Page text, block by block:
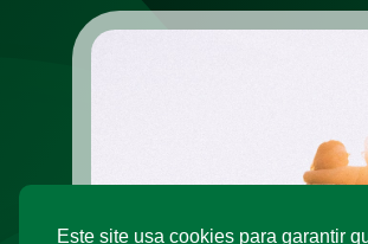
Este site usa cookies para garantir